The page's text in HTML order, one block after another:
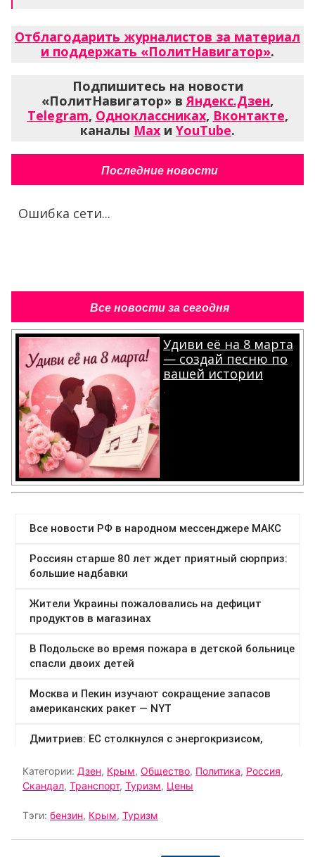
Отблагодарить журналистов за материал
и поддержать «ПолитНавигатор».
Подпишитесь на новости
«ПолитНавигатор» вЯндекс.Дзен,
Telegram, Одноклассниках, Вконтакте,
каналы Max и YouTube.
Последние новости
Ошибка сети...
Все новости за сегодня
Удиви её на 8 марта
— создай песню по
вашей истории
.
Категории: Дзен, Крым, Общество, Политика, Россия,
Скандал, Транспорт, Туризм, Цены
Тэги: бензин, Крым, Туризм